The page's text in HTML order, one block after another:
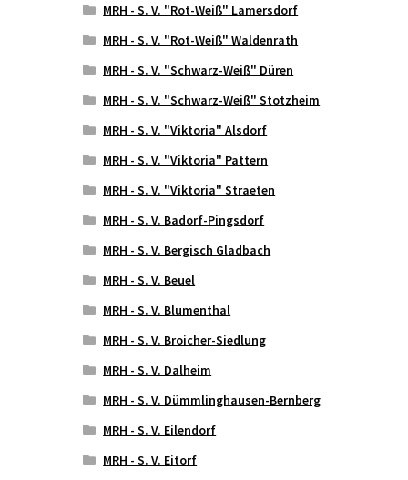
MRH - S. V. "Rot-Weiß" Lamersdorf
MRH - S. V. "Rot-Weiß" Waldenrath
MRH - S. V. "Schwarz-Weiß" Düren
MRH - S. V. "Schwarz-Weiß" Stotzheim
MRH - S. V. "Viktoria" Alsdorf
MRH - S. V. "Viktoria" Pattern
MRH - S. V. "Viktoria" Straeten
MRH - S. V. Badorf-Pingsdorf
MRH - S. V. Bergisch Gladbach
MRH - S. V. Beuel
MRH - S. V. Blumenthal
MRH - S. V. Broicher-Siedlung
MRH - S. V. Dalheim
MRH - S. V. Dümmlinghausen-Bernberg
MRH - S. V. Eilendorf
MRH - S. V. Eitorf